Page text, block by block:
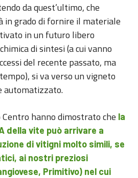
da quest’ultimo, che
in grado di fornire il materiale
in un futuro libero
di sintesi (a cui vanno
del recente passato, ma
si va verso un vigneto
automatizzato.
hanno dimostrato che la
della vite può arrivare a
di vitigni molto simili, se
ai nostri preziosi
Primitivo) nel cui